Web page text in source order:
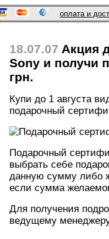
оплата и
18.07.07 Акция
Sony и получи
грн.
Купи до 1 августа
подарочный
Подарочный
выбрать себе
данную сумму либо
если сумма
Для получения
ведущему